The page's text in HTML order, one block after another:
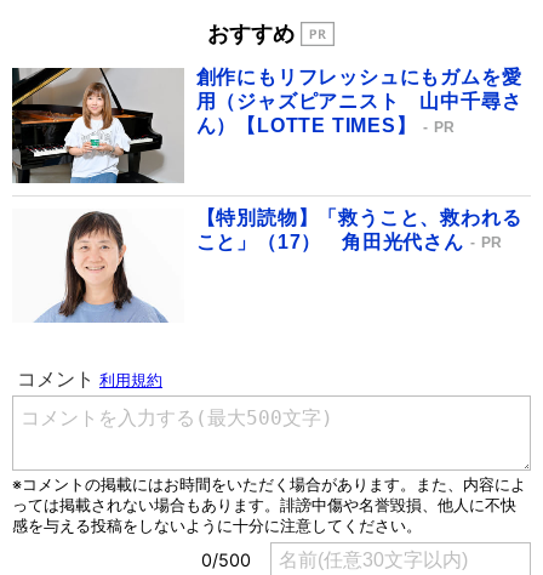
おすすめ
創作にもリフレッシュにもガムを愛
用（ジャズピアニスト 山中千尋さ
ん）【LOTTE TIMES】
PR
【特別読物】「救うこと、救われる
こと」（17） 角田光代さん
PR